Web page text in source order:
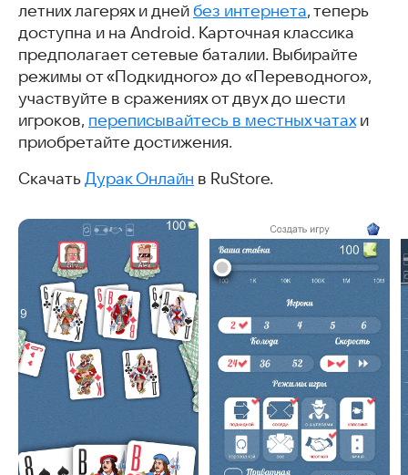
летних лагерях и дней без интернета, теперь
доступна и на Android. Карточная классика
предполагает сетевые баталии. Выбирайте
режимы от «Подкидного» до «Переводного»,
участвуйте в сражениях от двух до шести
игроков, переписывайтесь в местных чатах и
приобретайте достижения.
Скачать Дурак Онлайн в RuStore.